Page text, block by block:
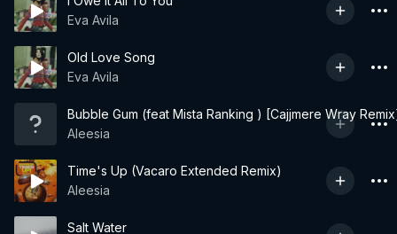
Eva Avila
Old Love Song
Eva Avila
Bubble Gum (feat Mista Ranking ) [Cajjmere Wray
Aleesia
Time's Up (Vacaro Extended Remix)
Aleesia
Salt Water